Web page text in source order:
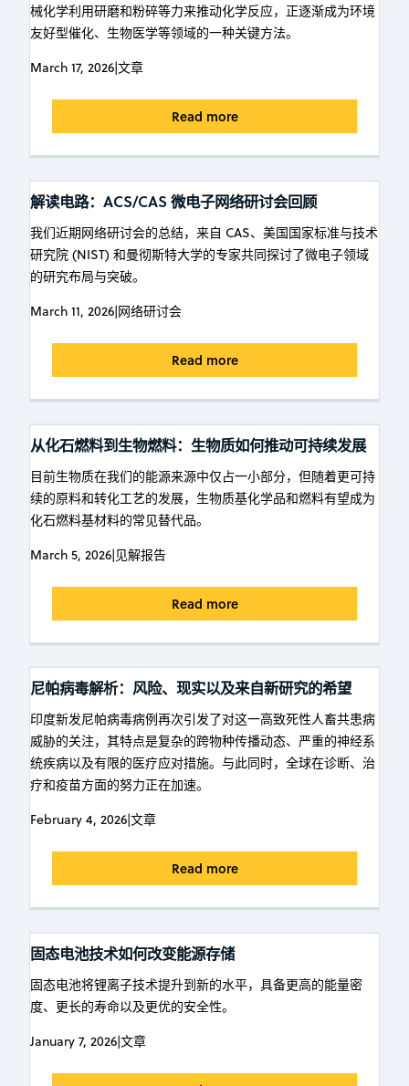
械化学利用研磨和粉碎等力来推动化学反应，正逐渐成为环境
友好型催化、生物医学等领域的一种关键方法。
March 17, 2026|文章
Read more
解读电路：ACS/CAS 微电子网络研讨会回顾
我们近期网络研讨会的总结，来自 CAS、美国国家标准与技术
研究院 (NIST) 和曼彻斯特大学的专家共同探讨了微电子领域
的研究布局与突破。
March 11, 2026|网络研讨会
Read more
从化石燃料到生物燃料：生物质如何推动可持续发展
目前生物质在我们的能源来源中仅占一小部分，但随着更可持
续的原料和转化工艺的发展，生物质基化学品和燃料有望成为
化石燃料基材料的常见替代品。
March 5, 2026|见解报告
Read more
尼帕病毒解析：风险、现实以及来自新研究的希望
印度新发尼帕病毒病例再次引发了对这一高致死性人畜共患病
威胁的关注，其特点是复杂的跨物种传播动态、严重的神经系
统疾病以及有限的医疗应对措施。与此同时，全球在诊断、治
疗和疫苗方面的努力正在加速。
February 4, 2026|文章
Read more
固态电池技术如何改变能源存储
固态电池将锂离子技术提升到新的水平，具备更高的能量密
度、更长的寿命以及更优的安全性。
January 7, 2026|文章